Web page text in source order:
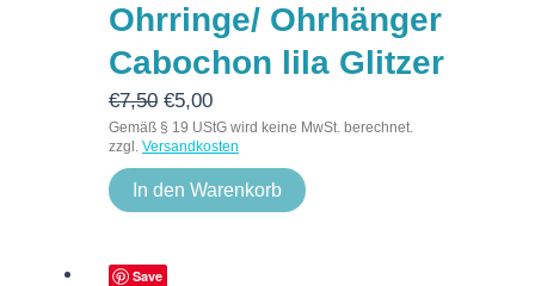
Ohrringe/ Ohrhänger
Cabochon lila Glitzer
€7,50
€7,50
€5,00
€5,00.
Gemäß § 19 UStG wird keine MwSt. berechnet.
zzgl. Versandkosten
In den Warenkorb
Save